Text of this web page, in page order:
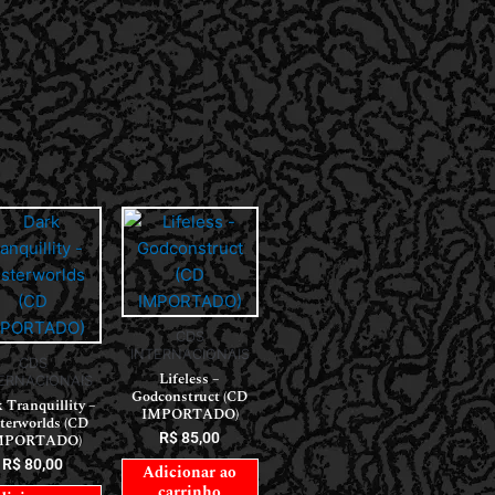
CDS
Tranquillity –
(CD
R$80,00
CDS
INTERNACIONAIS
Lifeless –
Godconstruct (CD
IMPORTADO)
R$85,00
Adicionar ao